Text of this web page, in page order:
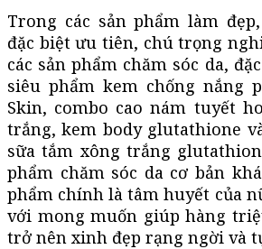
Trong các sản phẩm làm
đặc biệt ưu tiên, chú trọng
các sản phẩm chăm sóc da,
siêu phẩm kem chống nắng
Skin, combo cao nám tuyết
trắng, kem body glutathione
sữa tắm xông trắng
phẩm chăm sóc da cơ bản
phẩm chính là tâm huyết của
với mong muốn giúp hàng
trở nên xinh đẹp rạng ngời và